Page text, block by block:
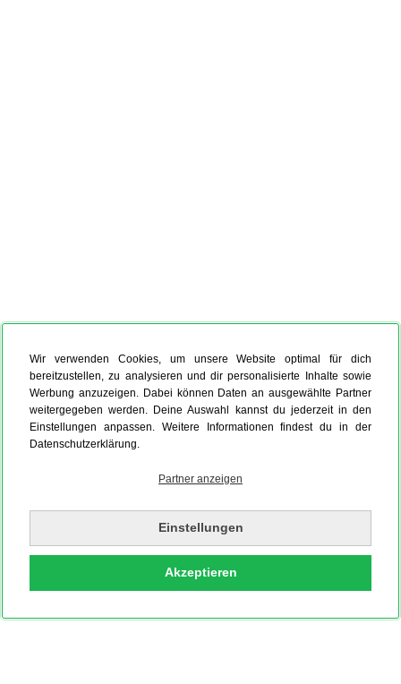
Wir verwenden Cookies, um unsere Website optimal für dich
bereitzustellen, zu analysieren und dir personalisierte Inhalte sowie
Werbung anzuzeigen. Dabei können Daten an ausgewählte Partner
weitergegeben werden. Deine Auswahl kannst du jederzeit in den
Einstellungen anpassen. Weitere Informationen findest du in der
Datenschutzerklärung.
Partner anzeigen
Einstellungen
Akzeptieren